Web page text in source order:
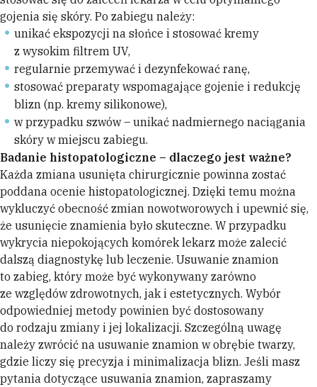
gojenia się skóry. Po zabiegu należy:
unikać ekspozycji na słońce i stosować kremy
z wysokim filtrem UV,
regularnie przemywać i dezynfekować ranę,
stosować preparaty wspomagające gojenie i redukcję
blizn (np. kremy silikonowe),
w przypadku szwów – unikać nadmiernego naciągania
skóry w miejscu zabiegu.
Badanie histopatologiczne – dlaczego jest ważne?
Każda zmiana usunięta chirurgicznie powinna zostać
poddana ocenie histopatologicznej. Dzięki temu można
wykluczyć obecność zmian nowotworowych i upewnić się,
że usunięcie znamienia było skuteczne. W przypadku
wykrycia niepokojących komórek lekarz może zalecić
dalszą diagnostykę lub leczenie. Usuwanie znamion
to zabieg, który może być wykonywany zarówno
ze względów zdrowotnych, jak i estetycznych. Wybór
odpowiedniej metody powinien być dostosowany
do rodzaju zmiany i jej lokalizacji. Szczególną uwagę
należy zwrócić na usuwanie znamion w obrębie twarzy,
gdzie liczy się precyzja i minimalizacja blizn. Jeśli masz
pytania dotyczące usuwania znamion, zapraszamy